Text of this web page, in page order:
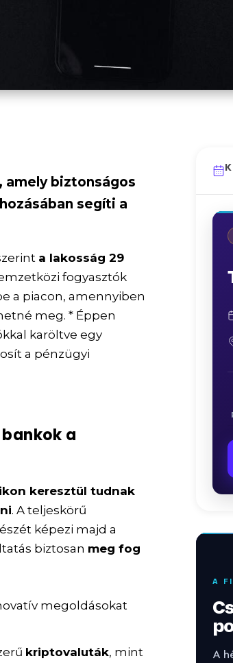
biztonságos
segíti a
a lakosság 29
fogyasztók
a piacon, amennyiben
meg. * Éppen
karöltve egy
a pénzügyi
a
keresztül tudnak
. A teljeskörű
képezi majd a
biztosan meg fog
megoldásokat
kriptovaluták, mint
A
A